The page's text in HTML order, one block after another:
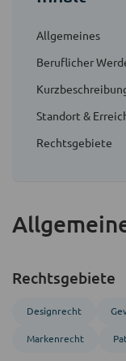
Allgemeines
Beruflicher
Standort &
Rechtsgebiete
Rechtsgebiete
Designrecht
Markenrecht